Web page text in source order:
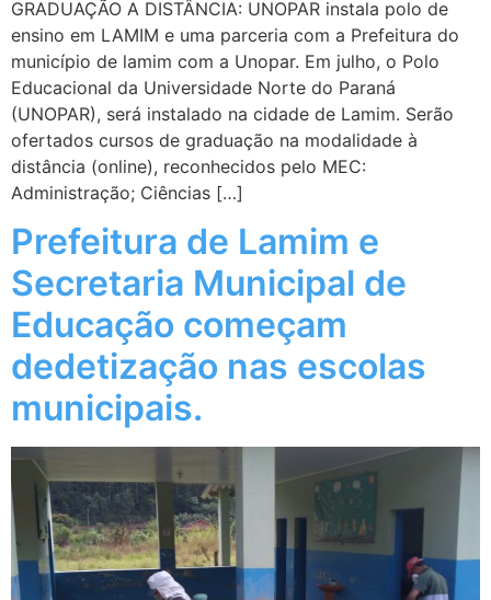
GRADUAÇÃO A DISTÂNCIA: UNOPAR instala polo de
ensino em LAMIM e uma parceria com a Prefeitura do
município de lamim com a Unopar. Em julho, o Polo
Educacional da Universidade Norte do Paraná
(UNOPAR), será instalado na cidade de Lamim. Serão
ofertados cursos de graduação na modalidade à
distância (online), reconhecidos pelo MEC:
Administração; Ciências […]
Prefeitura de Lamim e
Secretaria Municipal de
Educação começam
dedetização nas escolas
municipais.